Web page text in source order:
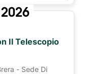
2026
Il Telescopio
- Sede Di